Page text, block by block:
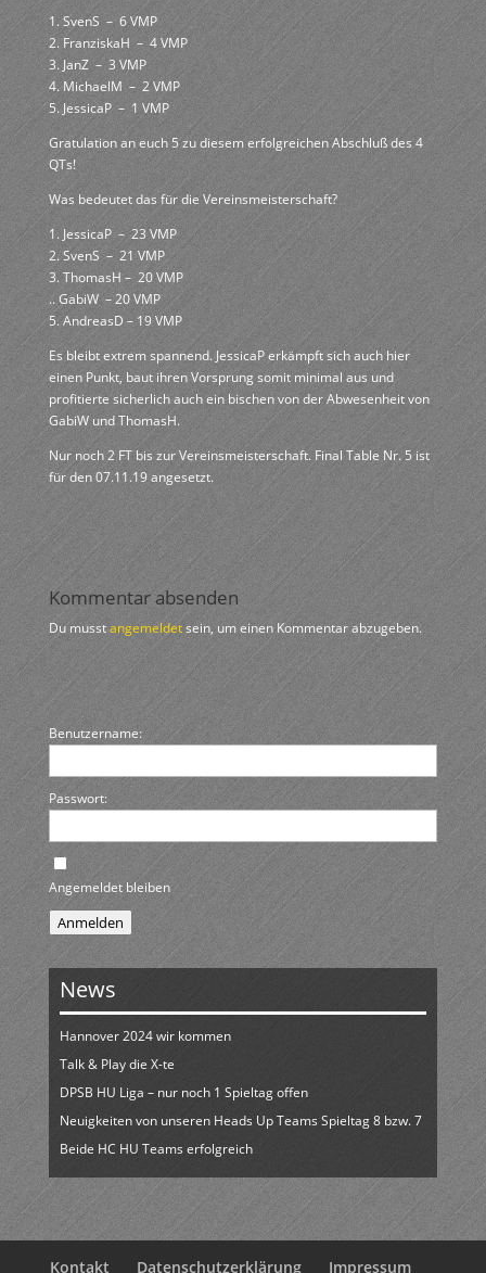
1. SvenS – 6 VMP
2. FranziskaH – 4 VMP
3. JanZ – 3 VMP
4. MichaelM – 2 VMP
5. JessicaP – 1 VMP
Gratulation an euch 5 zu diesem erfolgreichen Abschluß des 4
QTs!
Was bedeutet das für die Vereinsmeisterschaft?
1. JessicaP – 23 VMP
2. SvenS – 21 VMP
3. ThomasH – 20 VMP
.. GabiW – 20 VMP
5. AndreasD – 19 VMP
Es bleibt extrem spannend. JessicaP erkämpft sich auch hier
einen Punkt, baut ihren Vorsprung somit minimal aus und
profitierte sicherlich auch ein bischen von der Abwesenheit von
GabiW und ThomasH.
Nur noch 2 FT bis zur Vereinsmeisterschaft. Final Table Nr. 5 ist
für den 07.11.19 angesetzt.
Kommentar absenden
Du musstangemeldetsein, um einen Kommentar abzugeben.
Benutzername:
Passwort:
Angemeldet bleiben
Anmelden
News
Hannover 2024 wir kommen
Talk & Play die X-te
DPSB HU Liga – nur noch 1 Spieltag offen
Neuigkeiten von unseren Heads Up Teams Spieltag 8 bzw. 7
Beide HC HU Teams erfolgreich
Kontakt Datenschutzerklärung Impressum